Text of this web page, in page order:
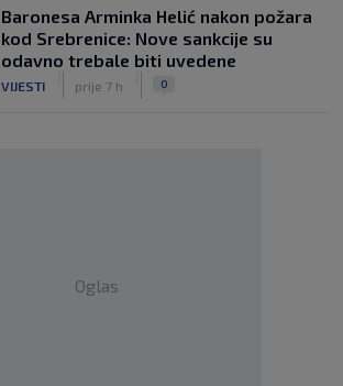
Baronesa Arminka Helić nakon požara
kod Srebrenice: Nove sankcije su
odavno trebale biti uvedene
VIJESTI prije 7 h 0
Oglas